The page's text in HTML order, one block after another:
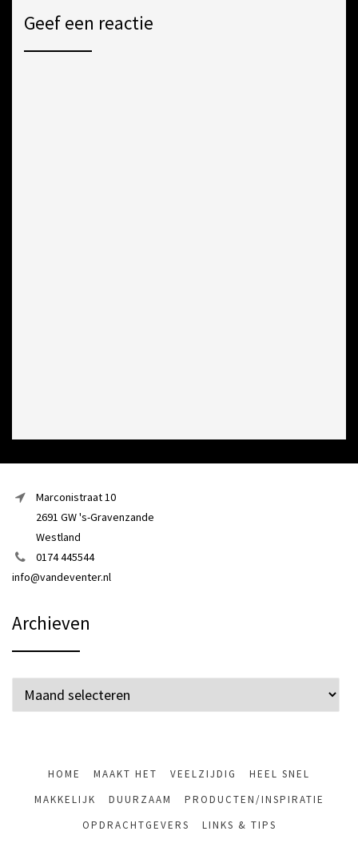
Geef een reactie
Marconistraat 10
2691 GW 's-Gravenzande
Westland
0174 445544
info@vandeventer.nl
Archieven
Archieven
HOME MAAKT HET VEELZIJDIG
HEEL SNEL
MAKKELIJK
DUURZAAM
PRODUCTEN/INSPIRATIE
OPDRACHTGEVERS
LINKS & TIPS